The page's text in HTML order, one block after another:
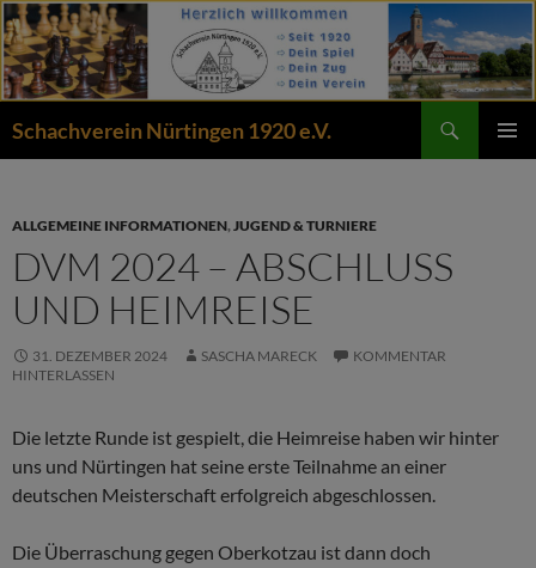
Zum
Inhalt
springen
Schachverein Nürtingen 1920 e.V.
ALLGEMEINE INFORMATIONEN,JUGEND & TURNIERE
DVM 2024 – ABSCHLUSS
UND HEIMREISE
31. DEZEMBER 2024 SASCHA MARECK
KOMMENTAR
HINTERLASSEN
Die letzte Runde ist gespielt, die Heimreise haben wir hinter
uns und Nürtingen hat seine erste Teilnahme an einer
deutschen Meisterschaft erfolgreich abgeschlossen.
Die Überraschung gegen Oberkotzau ist dann doch